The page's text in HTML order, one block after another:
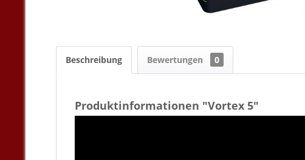
Beschreibung Bewertungen 0
Produktinformationen "Vortex 5"